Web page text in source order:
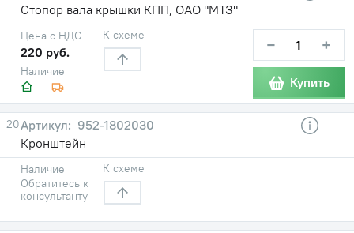
Стопор вала крышки КПП, ОАО "МТЗ"
Наличие
Цена с НДС
220 руб.
К схеме − +
Купить
20
952-1802030
Кронштейн
Наличие
Обратитесь к
консультанту
К схеме